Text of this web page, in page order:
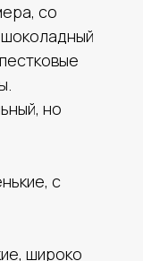
со
но
с
широко